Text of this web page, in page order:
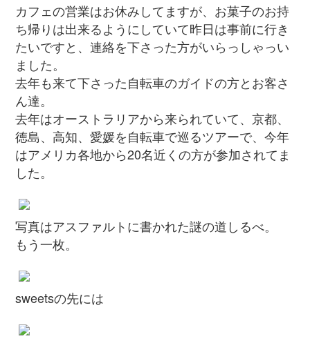
カフェの営業はお休みしてますが、お菓子のお持
ち帰りは出来るようにしていて昨日は事前に行き
たいですと、連絡を下さった方がいらっしゃっい
ました。
去年も来て下さった自転車のガイドの方とお客さ
ん達。
去年はオーストラリアから来られていて、京都、
徳島、高知、愛媛を自転車で巡るツアーで、今年
はアメリカ各地から20名近くの方が参加されてま
した。
写真はアスファルトに書かれた謎の道しるべ。
もう一枚。
sweetsの先には